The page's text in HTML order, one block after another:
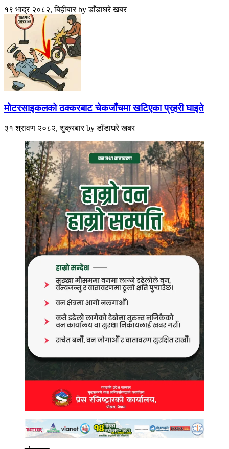
१९ भाद्र २०८२, बिहीबारbyडाँडाघरे खबर
मोटरसाइकलको ठक्करबाट चेकजाँचमा खटिएका प्रहरी घाइते
३१ श्रावण २०८२, शुक्रबारbyडाँडाघरे खबर